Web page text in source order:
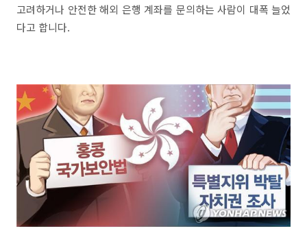
고려하거나 안전한 해외 은행 계좌를 문의하는 사람이 대폭 늘었
다고 합니다.